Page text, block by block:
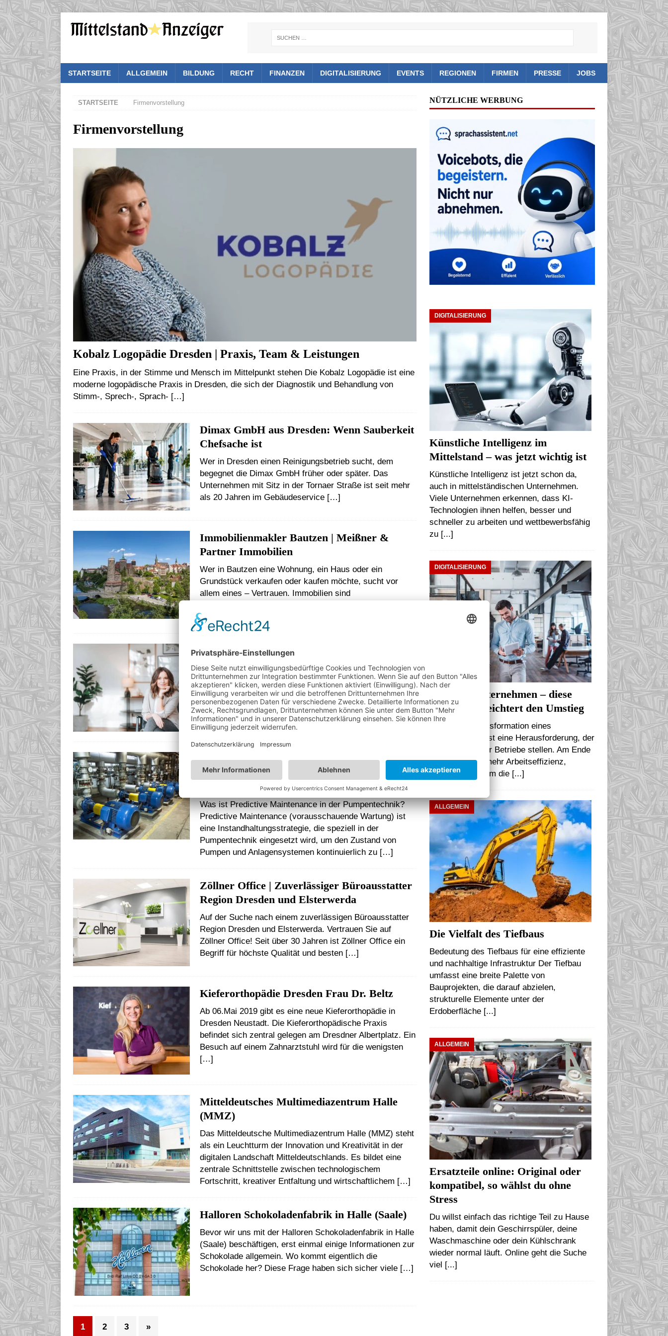
STARTSEITE ALLGEMEIN BILDUNG RECHT FINANZEN DIGITALISIERUNG EVENTS REGIONEN FIRMEN PRESSE JOBS
STARTSEITE Firmenvorstellung
Firmenvorstellung
Kobalz Logopädie Dresden | Praxis, Team & Leistungen
Eine Praxis, in der Stimme und Mensch im Mittelpunkt stehen Die Kobalz Logopädie ist eine
moderne logopädische Praxis in Dresden, die sich der Diagnostik und Behandlung von
Stimm-, Sprech-, Sprach- […]
Dimax GmbH aus Dresden: Wenn Sauberkeit
Chefsache ist
Wer in Dresden einen Reinigungsbetrieb sucht, dem
begegnet die Dimax GmbH früher oder später. Das
Unternehmen mit Sitz in der Tornaer Straße ist seit mehr
als 20 Jahren im Gebäudeservice […]
Immobilienmakler Bautzen | Meißner &
Partner Immobilien
Wer in Bautzen eine Wohnung, ein Haus oder ein
Grundstück verkaufen oder kaufen möchte, sucht vor
allem eines – Vertrauen. Immobilien sind
Bautzen
Home Staging Dresden mit WOHNESSENZ
Sindy Reiss
Von der Immobilie zum Objekt der Begierde Home Staging
heißt das Zauberwort und „Wohnessenz“ zeigt, wie es
geht. Für Wohnessenz steht Sindy Reiss, die mit Home
Staging ein erfolgreiches Konzept[…]
Predictive Maintenance in der
Pumpentechnik – Wie hilft es, Ausfälle zu
Was ist Predictive Maintenance in der Pumpentechnik?
Predictive Maintenance (vorausschauende Wartung) ist
eine Instandhaltungsstrategie, die speziell in der
Pumpentechnik eingesetzt wird, um den Zustand von
Pumpen und Anlagensystemen kontinuierlich zu […]
Zöllner Office | Zuverlässiger Büroausstatter
Region Dresden und Elsterwerda
Auf der Suche nach einem zuverlässigen Büroausstatter
Region Dresden und Elsterwerda. Vertrauen Sie auf
Zöllner Office! Seit über 30 Jahren ist Zöllner Office ein
Begriff für höchste Qualität und besten […]
Kieferorthopädie Dresden Frau Dr. Beltz
Ab 06.Mai 2019 gibt es eine neue Kieferorthopädie in
Dresden Neustadt. Die Kieferorthopädische Praxis
befindet sich zentral gelegen am Dresdner Albertplatz. Ein
Besuch auf einem Zahnarztstuhl wird für die wenigsten
[…]
Mitteldeutsches Multimediazentrum Halle
(MMZ)
Das Mitteldeutsche Multimediazentrum Halle (MMZ) steht
als ein Leuchtturm der Innovation und Kreativität in der
digitalen Landschaft Mitteldeutschlands. Es bildet eine
zentrale Schnittstelle zwischen technologischem
Fortschritt, kreativer Entfaltung und wirtschaftlichem […]
Halloren Schokoladenfabrik in Halle (Saale)
Bevor wir uns mit der Halloren Schokoladenfabrik in Halle
(Saale) beschäftigen, erst einmal einige Informationen zur
Schokolade allgemein. Wo kommt eigentlich die
Schokolade her? Diese Frage haben sich sicher viele […]
1 2 3 »
NÜTZLICHE WERBUNG
DIGITALISIERUNG
Künstliche Intelligenz im
Mittelstand – was jetzt wichtig ist
Künstliche Intelligenz ist jetzt schon da,
auch in mittelständischen Unternehmen.
Viele Unternehmen erkennen, dass KI-
Technologien ihnen helfen, besser und
schneller zu arbeiten und wettbewerbsfähig
zu [...]
DIGITALISIERUNG
Digitales Unternehmen – diese
Software erleichtert den Umstieg
Die digitale Transformation eines
Unternehmens ist eine Herausforderung, der
sich immer mehr Betriebe stellen. Am Ende
steht nicht nur mehr Arbeitseffizienz,
sondern vor allem die [...]
ALLGEMEIN
Die Vielfalt des Tiefbaus
Bedeutung des Tiefbaus für eine effiziente
und nachhaltige Infrastruktur Der Tiefbau
umfasst eine breite Palette von
Bauprojekten, die darauf abzielen,
strukturelle Elemente unter der
Erdoberfläche [...]
ALLGEMEIN
Ersatzteile online: Original oder
kompatibel, so wählst du ohne
Stress
Du willst einfach das richtige Teil zu Hause
haben, damit dein Geschirrspüler, deine
Waschmaschine oder dein Kühlschrank
wieder normal läuft. Online geht die Suche
viel [...]